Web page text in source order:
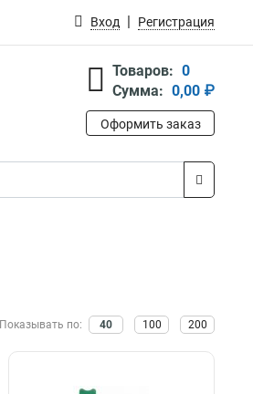
Вход Регистрация
Товаров: 0
Сумма: 0,00 ₽
Оформить заказ
Показывать по: 40 100 200